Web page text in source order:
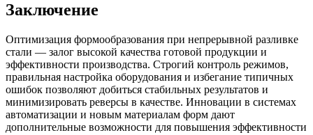
Заключение
Оптимизация формообразования при непрерывной разливке
стали — залог высокой качества готовой продукции и
эффективности производства. Строгий контроль режимов,
правильная настройка оборудования и избегание типичных
ошибок позволяют добиться стабильных результатов и
минимизировать реверсы в качестве. Инновации в системах
автоматизации и новым материалам форм дают
дополнительные возможности для повышения эффективности